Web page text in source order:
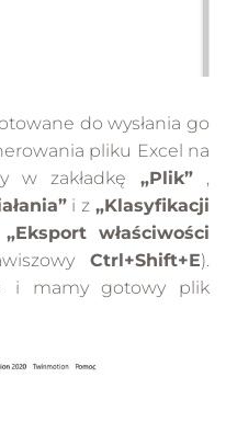
do wysłania go
pliku Excel na
w zakładkę „Plik”,
i z„Klasyfikacji
„Eksport właściwości
Ctrl+Shift+E).
i mamy gotowy plik